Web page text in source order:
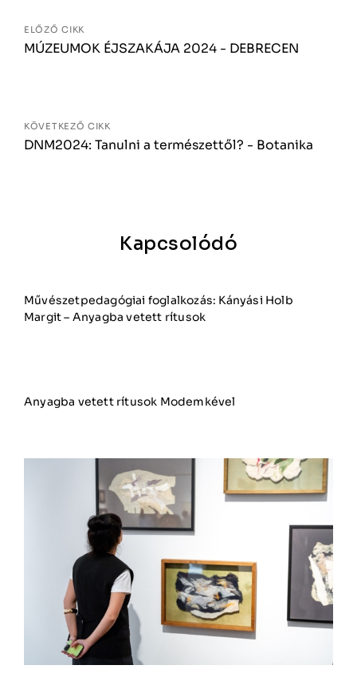
ELŐZŐ CIKK
MÚZEUMOK ÉJSZAKÁJA 2024 - DEBRECEN
KÖVETKEZŐ CIKK
DNM2024: Tanulni a természettől? - Botanika
Kapcsolódó
Művészetpedagógiai foglalkozás: Kányási Holb
Margit – Anyagba vetett rítusok
Anyagba vetett rítusok Modemkével